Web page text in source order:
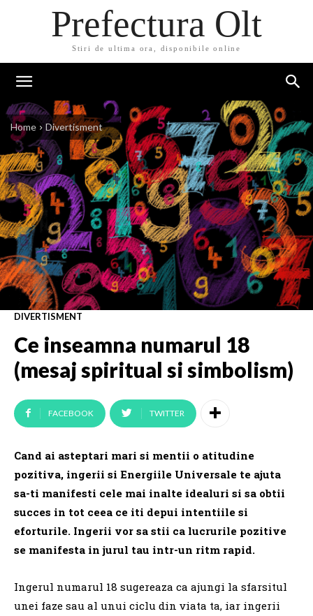
Prefectura Olt
Stiri de ultima ora, disponibile online
Home Divertisment
DIVERTISMENT
Ce inseamna numarul 18
(mesaj spiritual si simbolism)
FACEBOOK TWITTER
Cand ai asteptari mari si mentii o atitudine
pozitiva, ingerii si Energiile Universale te ajuta
sa-ti manifesti cele mai inalte idealuri si sa obtii
succes in tot ceea ce iti depui intentiile si
eforturile. Ingerii vor sa stii ca lucrurile pozitive
se manifesta in jurul tau intr-un ritm rapid.
Ingerul numarul 18 sugereaza ca ajungi la sfarsitul
unei faze sau al unui ciclu din viata ta, iar ingerii